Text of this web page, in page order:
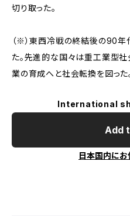
切り取った。
（※）東西冷戦の終結後の90年
た。先進的な国々は重工業型
業の育成へと社会転換を図った
International
Add
日本国内に